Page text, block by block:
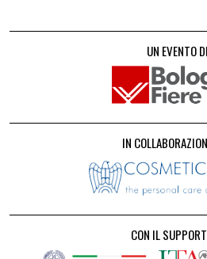
UN EVENTO DI
IN
CON IL